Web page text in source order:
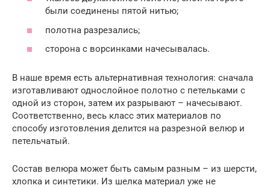
были соединены пятой нитью;
полотна разрезались;
сторона с ворсинками начесывалась.
В наше время есть альтернативная технология: сначала
изготавливают однослойное полотно с петельками с
одной из сторон, затем их разрывают – начесывают.
Соответственно, весь класс этих материалов по
способу изготовления делится на разрезной велюр и
петельчатый.
Состав велюра может быть самым разным – из шерсти,
хлопка и синтетики. Из шелка материал уже не